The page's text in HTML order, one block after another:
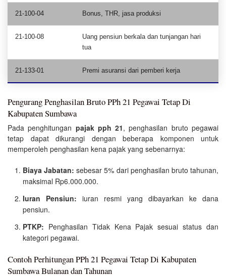
21-100-04 Bonus, THR, jasa produksi
21-100-08
Uang pensiun berkala dan tunjangan hari
tua
21-133-01 Premi asuransi dari pemberi kerja
Pengurang Penghasilan Bruto PPh 21 Pegawai Tetap Di
Kabupaten Sumbawa
Pada penghitungan pajak pph 21, penghasilan bruto pegawai
tetap dapat dikurangi dengan beberapa komponen untuk
memperoleh penghasilan kena pajak yang sebenarnya:
Biaya Jabatan: sebesar 5% dari penghasilan bruto tahunan,
maksimal Rp6.000.000.
Iuran Pensiun: iuran resmi yang dibayarkan ke dana
pensiun.
PTKP: Penghasilan Tidak Kena Pajak sesuai status dan
kategori pegawai.
Contoh Perhitungan PPh 21 Pegawai Tetap Di Kabupaten
Sumbawa Bulanan dan Tahunan